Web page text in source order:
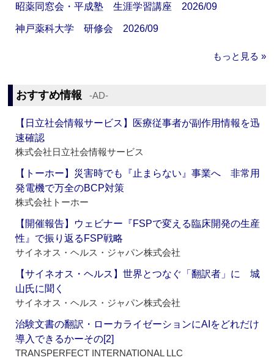
昭薬同窓会・平成塾 生涯学習講座 2026/09
神戸薬科大学 研修会 2026/09
もっと見る »
おすすめ情報 ‐AD‐
【日立社会情報サービス】医療従事者が副作用情報を迅
速確認
株式会社日立社会情報サービス
【トーホー】災害時でも『止まらない』事業へ 非常用
発電機で万全のBCP対策
株式会社トーホー
【開催報告】ウェビナー『FSPで変える臨床開発の生産
性』で振り返るFSP戦略
サイネオス・ヘルス・ジャパン株式会社
【サイネオス・ヘルス】世界とつなぐ「翻訳者」に 城
山氏に聞く
サイネオス・ヘルス・ジャパン株式会社
治験文書の翻訳・ローカライゼーションにAIをどれだけ
導入できるかーその[2]
TRANSPERFECT INTERNATIONAL LLC